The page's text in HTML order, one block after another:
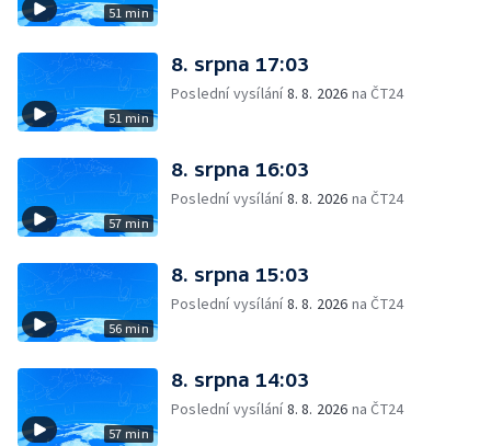
51 min
51 min
8. srpna 17:03
Poslední vysílání8. 8. 2026 na ČT24
57 min
8. srpna 16:03
Poslední vysílání8. 8. 2026 na ČT24
56 min
8. srpna 15:03
Poslední vysílání8. 8. 2026 na ČT24
57 min
8. srpna 14:03
Poslední vysílání8. 8. 2026 na ČT24